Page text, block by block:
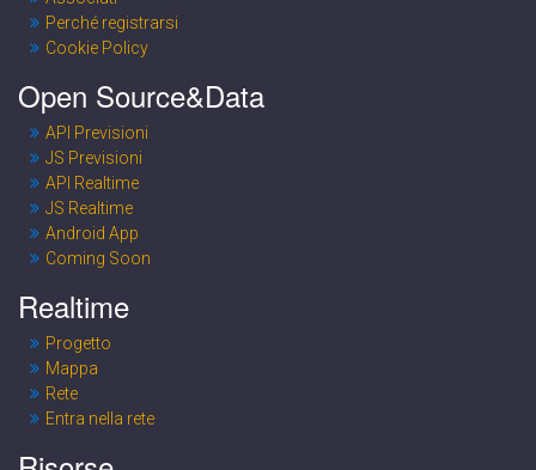
Perché registrarsi
Cookie Policy
Open Source&Data
API Previsioni
JS Previsioni
API Realtime
JS Realtime
Android App
Coming Soon
Realtime
Progetto
Mappa
Rete
Entra nella rete